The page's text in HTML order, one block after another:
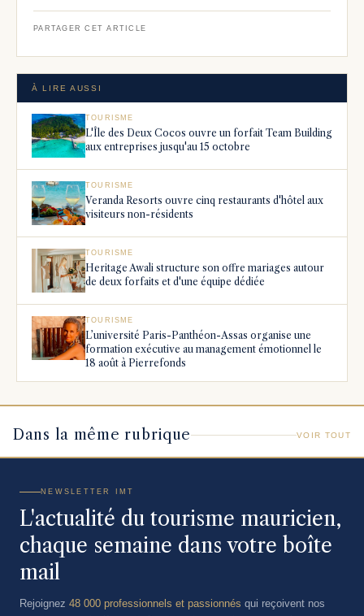
PARTAGER CET ARTICLE
À LIRE AUSSI
TOURISME
L'Île des Deux Cocos ouvre un forfait Team Building
aux entreprises jusqu'au 15 octobre
TOURISME
Veranda Resorts ouvre cinq restaurants d'hôtel aux
visiteurs non-résidents
TOURISME
Heritage Awali structure son offre mariages autour
de deux forfaits et d'une équipe dédiée
TOURISME
L’université Paris-Panthéon-Assas organise une
formation exécutive au management émotionnel le
18 août à Pierrefonds
Dans la même rubrique VOIR TOUT
NEWSLETTER IMT
L'actualité du tourisme mauricien,
chaque semaine dans votre boîte
mail
Rejoignez 48 000 professionnels et passionnés qui reçoivent nos